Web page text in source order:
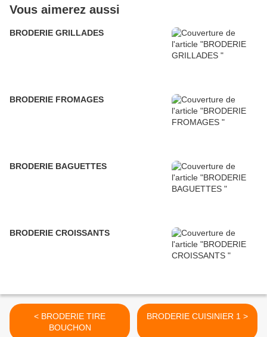
Vous aimerez aussi
BRODERIE GRILLADES
BRODERIE FROMAGES
BRODERIE BAGUETTES
BRODERIE CROISSANTS
< BRODERIE TIRE
BOUCHON
BRODERIE CUISINIER 1 >